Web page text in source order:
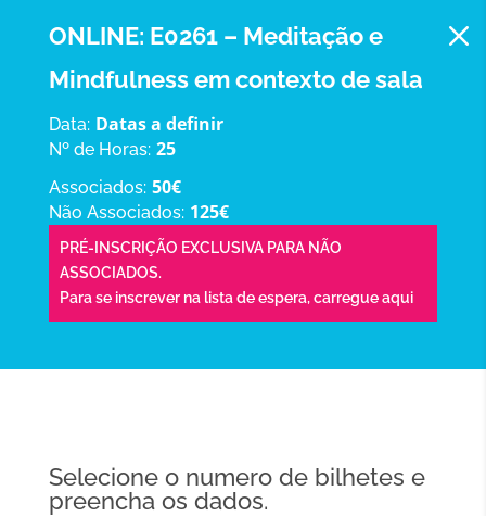
ONLINE: E0261 – Meditação e
Mindfulness em contexto de sala
Data: Datas a definir
Nº de Horas: 25
Associados: 50€
Não Associados: 125€
PRÉ-INSCRIÇÃO EXCLUSIVA PARA NÃO
ASSOCIADOS.
Para se inscrever na lista de espera,carregue aqui
M
Selecione o numero de bilhetes e
preencha os dados.